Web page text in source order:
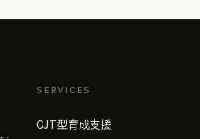
SERVICES
OJT型育成支援